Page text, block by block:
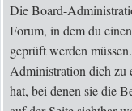
Die Board-
Forum, in dem du
geprüft werden
Administration dich zu
hat, bei denen sie die